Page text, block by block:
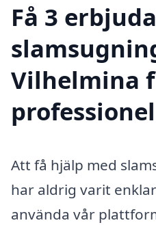
Få 3
Vilhelmina
Att få hjälp med
har aldrig varit
använda vår